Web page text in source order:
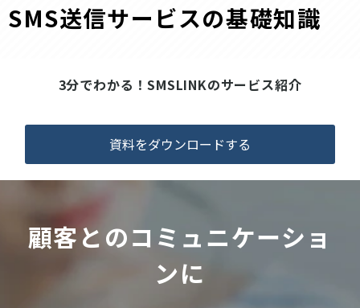
SMS送信サービスの基礎知識
3分でわかる！SMSLINKのサービス紹介
資料をダウンロードする
顧客とのコミュニケーショ
ンに